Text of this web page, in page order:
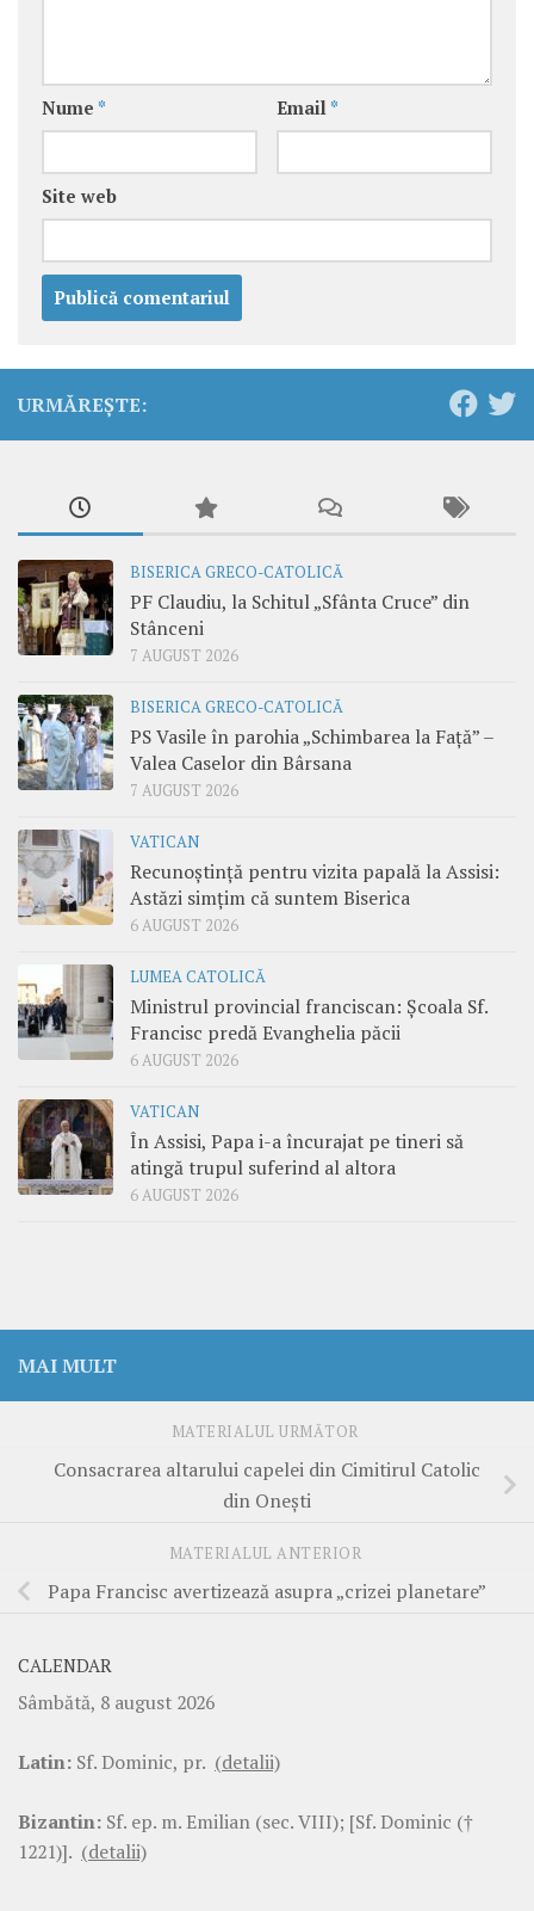
Nume * Email *
Site web
URMĂREȘTE:
BISERICA GRECO-CATOLICĂ
PF Claudiu, la Schitul „Sfânta Cruce” din
Stânceni
7 AUGUST 2026
BISERICA GRECO-CATOLICĂ
PS Vasile în parohia „Schimbarea la Față” –
Valea Caselor din Bârsana
7 AUGUST 2026
VATICAN
Recunoștință pentru vizita papală la Assisi:
Astăzi simțim că suntem Biserica
6 AUGUST 2026
LUMEA CATOLICĂ
Ministrul provincial franciscan: Școala Sf.
Francisc predă Evanghelia păcii
6 AUGUST 2026
VATICAN
În Assisi, Papa i-a încurajat pe tineri să
atingă trupul suferind al altora
6 AUGUST 2026
MAI MULT
MATERIALUL URMĂTOR
Consacrarea altarului capelei din Cimitirul Catolic
din Onești
MATERIALUL ANTERIOR
Papa Francisc avertizează asupra „crizei planetare”
CALENDAR
Sâmbătă, 8 august 2026
Latin: Sf. Dominic, pr. (detalii)
Bizantin: Sf. ep. m. Emilian (sec. VIII); [Sf. Dominic (†
1221)]. (detalii)